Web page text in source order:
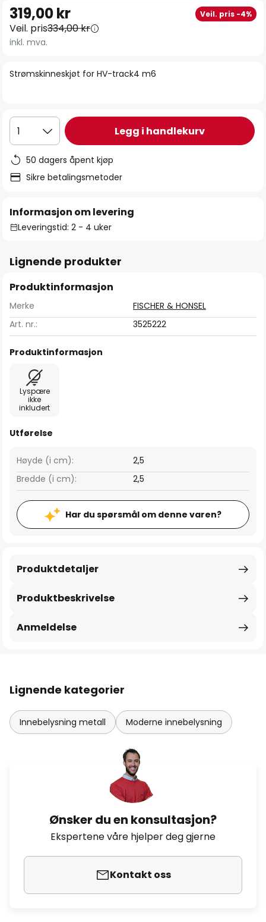
begynnelsen
av
Strømskinneskjøt for HV-track4 m6
319,00 kr Veil. pris -4%
Veil. pris334,00 kr
inkl. mva.
1 Legg i handlekurv
50 dagers åpent kjøp
Sikre betalingsmetoder
Informasjon om levering
Leveringstid: 2 - 4 uker
Lignende produkter
Produktinformasjon
Merke
FISCHER & HONSEL
Art. nr.:
3525222
Produktinformasjon
Lyspære
ikke
inkludert
Utførelse
Bredde (i cm): 2,5
Høyde (i cm): 2,5
Har du spørsmål om denne varen?
Produktbeskrivelse
Produktdetaljer
Anmeldelse
Lignende kategorier
Innebelysning metall Moderne innebelysning
Ønsker du en konsultasjon?
Ekspertene våre hjelper deg gjerne
Kontakt oss